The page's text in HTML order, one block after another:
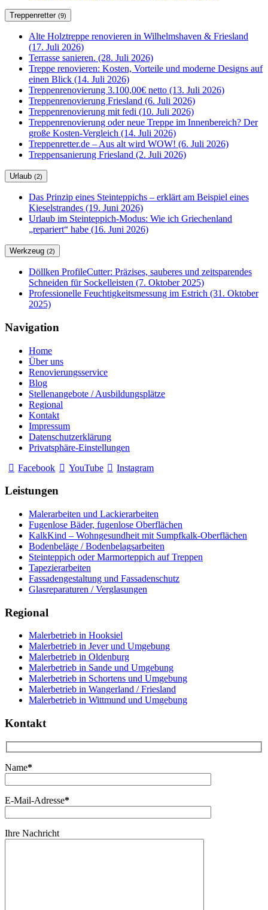
Treppenretter (9)
Alte Holztreppe renovieren in Wilhelmshaven & Friesland
(17. Juli 2026)
Terrasse sanieren. (28. Juli 2026)
Treppe renovieren: Kosten, Vorteile und moderne Designs auf
einen Blick (14. Juli 2026)
Treppenrenovierung 3.100,00€ netto (13. Juli 2026)
Treppenrenovierung Friesland (6. Juli 2026)
Treppenrenovierung mit fedi (10. Juli 2026)
Treppenrenovierung oder neue Treppe im Innenbereich? Der
große Kosten-Vergleich (14. Juli 2026)
Treppenretter.de – Aus alt wird WOW! (6. Juli 2026)
Treppensanierung Friesland (2. Juli 2026)
Urlaub (2)
Das Prinzip eines Steinteppichs – erklärt am Beispiel eines
Kieselstrandes (19. Juni 2026)
Urlaub im Steinteppich-Modus: Wie ich Griechenland
„repariert“ habe (16. Juni 2026)
Werkzeug (2)
Döllken ProfileCutter: Präzises, sauberes und zeitsparendes
Schneiden für Sockelleisten (7. Oktober 2025)
Professionelle Feuchtigkeitsmessung im Estrich (31. Oktober
2025)
Navigation
Home
Über uns
Renovierungsservice
Blog
Stellenangebote / Ausbildungsplätze
Regional
Kontakt
Impressum
Datenschutzerklärung
Privatsphäre-Einstellungen
Facebook
YouTube Instagram
Leistungen
Malerarbeiten und Lackierarbeiten
Fugenlose Bäder, fugenlose Oberflächen
KalkKind – Wohngesundheit mit Sumpfkalk-Oberflächen
Bodenbeläge / Bodenbelagsarbeiten
Steinteppich oder Marmorteppich auf Treppen
Tapezierarbeiten
Fassadengestaltung und Fassadenschutz
Glasreparaturen / Verglasungen
Regional
Malerbetrieb in Hooksiel
Malerbetrieb in Jever und Umgebung
Malerbetrieb in Oldenburg
Malerbetrieb in Sande und Umgebung
Malerbetrieb in Schortens und Umgebung
Malerbetrieb in Wangerland / Friesland
Malerbetrieb in Wittmund und Umgebung
Kontakt
Name*
E-Mail-Adresse*
Ihre Nachricht